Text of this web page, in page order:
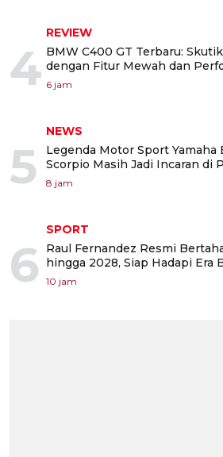
4
REVIEW
BMW C400 GT Terbaru:
dengan Fitur Mewah dan
6 jam
5
NEWS
Legenda Motor Sport Yamaha
Scorpio Masih Jadi Incaran di
8 jam
6
SPORT
Raul Fernandez Resmi
hingga 2028, Siap Hadapi Era
10 jam